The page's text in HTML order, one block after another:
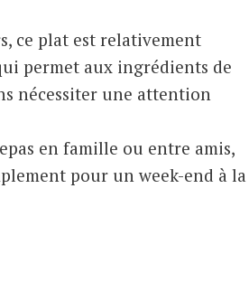
ce plat est relativement
permet aux ingrédients de
nécessiter une attention
en famille ou entre amis,
pour un week-end à la